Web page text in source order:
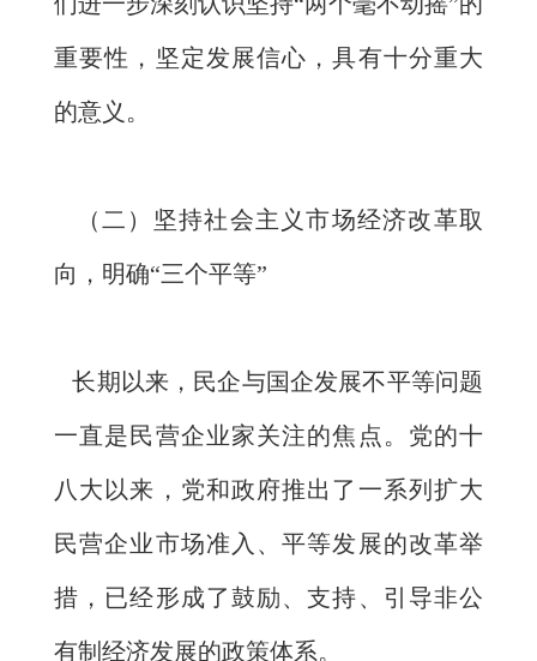
重要性，坚定发展信心，具有十分重大
的意义。
（二）坚持社会主义市场经济改革取
向，明确“三个平等”
长期以来，民企与国企发展不平等问题
一直是民营企业家关注的焦点。党的十
八大以来，党和政府推出了一系列扩大
民营企业市场准入、平等发展的改革举
措，已经形成了鼓励、支持、引导非公
有制经济发展的政策体系。